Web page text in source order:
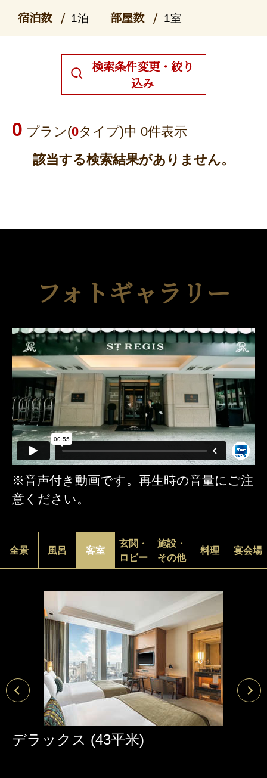
宿泊数 1泊 部屋数 1室
検索条件変更・絞り
込み
0 プラン(0タイプ)中 0件表示
該当する検索結果がありません。
フォトギャラリー
※音声付き動画です。再生時の音量にご注
意ください。
全景 風呂 客室
玄関・
ロビー
施設・
その他
料理 宴会場
デラックス (43平米)